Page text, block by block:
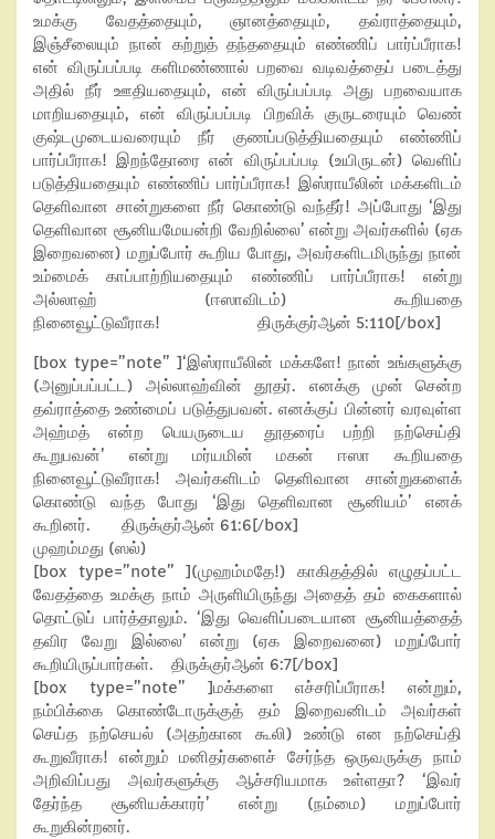
உமக்கு வேதத்தையும், ஞானத்தையும், தவ்ராத்தையும்,
இஞ்சீலையும் நான் கற்றுத் தந்ததையும் எண்ணிப் பார்ப்பீராக!
என் விருப்பப்படி களிமண்ணால் பறவை வடிவத்தைப் படைத்து
அதில் நீர் ஊதியதையும், என் விருப்பப்படி அது பறவையாக
மாறியதையும், என் விருப்பப்படி பிறவிக் குருடரையும் வெண்
குஷ்டமுடையவரையும் நீர் குணப்படுத்தியதையும் எண்ணிப்
பார்ப்பீராக! இறந்தோரை என் விருப்பப்படி (உயிருடன்) வெளிப்
படுத்தியதையும் எண்ணிப் பார்ப்பீராக! இஸ்ராயீலின் மக்களிடம்
தெளிவான சான்றுகளை நீர் கொண்டு வந்தீர்! அப்போது ‘இது
தெளிவான சூனியமேயன்றி வேறில்லை’ என்று அவர்களில் (ஏக
இறைவனை) மறுப்போர் கூறிய போது, அவர்களிடமிருந்து நான்
உம்மைக் காப்பாற்றியதையும் எண்ணிப் பார்ப்பீராக! என்று
அல்லாஹ் (ஈஸாவிடம்) கூறியதை
நினைவூட்டுவீராக! திருக்குர்ஆன் 5:110[/box]
[box type=”note” ]‘இஸ்ராயீலின் மக்களே! நான் உங்களுக்கு
(அனுப்பப்பட்ட) அல்லாஹ்வின் தூதர். எனக்கு முன் சென்ற
தவ்ராத்தை உண்மைப் படுத்துபவன். எனக்குப் பின்னர் வரவுள்ள
அஹ்மத் என்ற பெயருடைய தூதரைப் பற்றி நற்செய்தி
கூறுபவன்’ என்று மர்யமின் மகன் ஈஸா கூறியதை
நினைவூட்டுவீராக! அவர்களிடம் தெளிவான சான்றுகளைக்
கொண்டு வந்த போது ‘இது தெளிவான சூனியம்’ எனக்
கூறினர். திருக்குர்ஆன் 61:6[/box]
முஹம்மது (ஸல்)
[box type=”note” ](முஹம்மதே!) காகிதத்தில் எழுதப்பட்ட
வேதத்தை உமக்கு நாம் அருளியிருந்து அதைத் தம் கைகளால்
தொட்டுப் பார்த்தாலும். ‘இது வெளிப்படையான சூனியத்தைத்
தவிர வேறு இல்லை’ என்று (ஏக இறைவனை) மறுப்போர்
கூறியிருப்பார்கள். திருக்குர்ஆன் 6:7[/box]
[box type=”note” ]மக்களை எச்சரிப்பீராக! என்றும்,
நம்பிக்கை கொண்டோருக்குத் தம் இறைவனிடம் அவர்கள்
செய்த நற்செயல் (அதற்கான கூலி) உண்டு என நற்செய்தி
கூறுவீராக! என்றும் மனிதர்களைச் சேர்ந்த ஒருவருக்கு நாம்
அறிவிப்பது அவர்களுக்கு ஆச்சரியமாக உள்ளதா? ‘இவர்
தேர்ந்த சூனியக்காரர்’ என்று (நம்மை) மறுப்போர்
கூறுகின்றனர்.